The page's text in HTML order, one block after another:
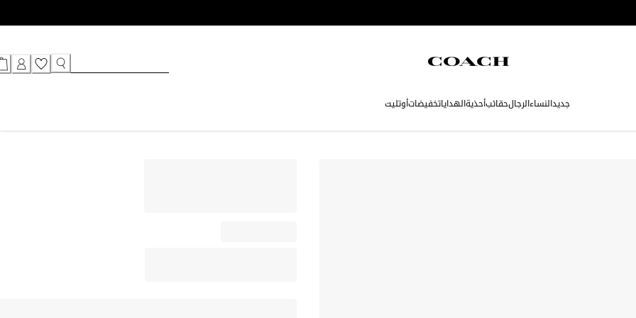
جديدالنساءالرجالحقائبأحذيةالهداياتخفيضاتأوتليت